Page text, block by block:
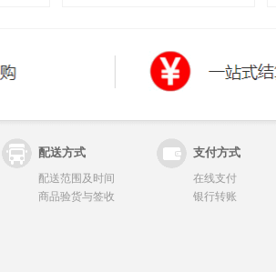
配送方式 支付方式
配送范围及时间
商品验货与签收
在线支付
银行转账